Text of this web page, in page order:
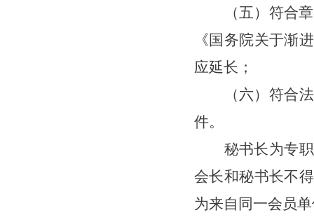
（五）符合
《国务院关于渐
应延长；
（六）符合
件。
秘书长为专
会长和秘书长不
为来自同一会员